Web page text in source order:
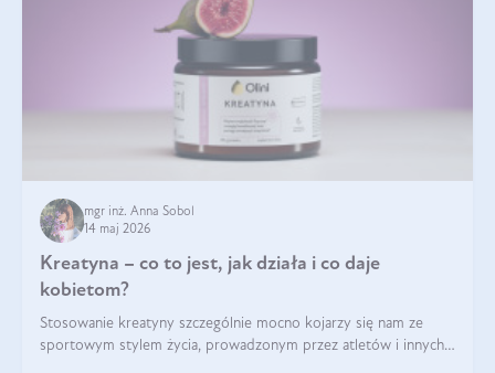
mgr inż. Anna Sobol
14 maj 2026
Kreatyna – co to jest, jak działa i co daje
kobietom?
Stosowanie kreatyny szczególnie mocno kojarzy się nam ze
sportowym stylem życia, prowadzonym przez atletów i innych